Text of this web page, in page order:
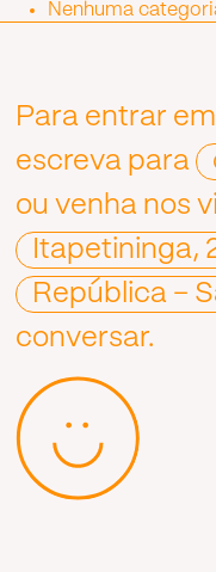
Nenhuma
Para entrar
escreva para
ou venha nos
Itapetininga,
República –
conversar.